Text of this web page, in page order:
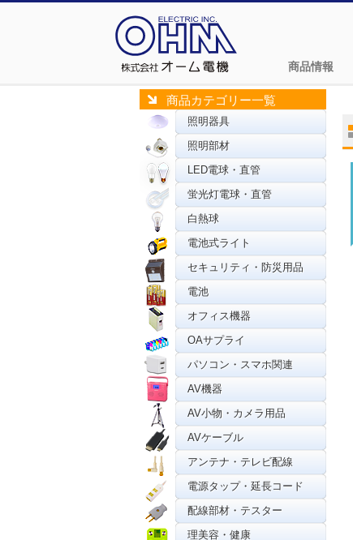
商品情報
商品カテゴリー一覧
照明器具
照明部材
LED電球・直管
蛍光灯電球・直管
白熱球
電池式ライト
セキュリティ・防災用品
電池
オフィス機器
OAサプライ
パソコン・スマホ関連
AV機器
AV小物・カメラ用品
AVケーブル
アンテナ・テレビ配線
電源タップ・延長コード
配線部材・テスター
理美容・健康